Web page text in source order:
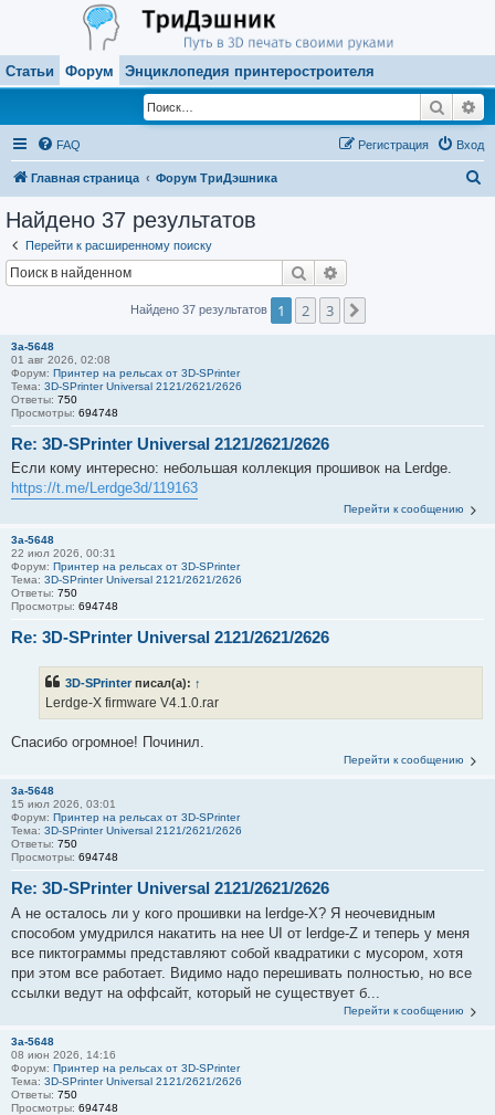
Статьи Форум Энциклопедия принтеростроителя
Поиск
FAQ Вход
Регистрация
Главная страница Форум ТриДэшника
Найдено 37 результатов
Перейти к расширенному поиску
Поиск
Найдено 37 результатов 1 2 3
3a-5648
01 авг 2026, 02:08
Форум: Принтер на рельсах от 3D-SPrinter
Тема: 3D-SPrinter Universal 2121/2621/2626
Ответы: 750
Просмотры: 694748
Re: 3D-SPrinter Universal 2121/2621/2626
Если кому интересно: небольшая коллекция прошивок на Lerdge.
https://t.me/Lerdge3d/119163
Перейти к сообщению
3a-5648
22 июл 2026, 00:31
Форум: Принтер на рельсах от 3D-SPrinter
Тема: 3D-SPrinter Universal 2121/2621/2626
Ответы: 750
Просмотры: 694748
Re: 3D-SPrinter Universal 2121/2621/2626
3D-SPrinter писал(а): ↑
Lerdge-X firmware V4.1.0.rar
Спасибо огромное! Починил.
Перейти к сообщению
3a-5648
15 июл 2026, 03:01
Форум: Принтер на рельсах от 3D-SPrinter
Тема: 3D-SPrinter Universal 2121/2621/2626
Ответы: 750
Просмотры: 694748
Re: 3D-SPrinter Universal 2121/2621/2626
А не осталось ли у кого прошивки на lerdge-X? Я неочевидным
способом умудрился накатить на нее UI от lerdge-Z и теперь у меня
все пиктограммы представляют собой квадратики с мусором, хотя
при этом все работает. Видимо надо перешивать полностью, но все
ссылки ведут на оффсайт, который не существует б...
Перейти к сообщению
3a-5648
08 июн 2026, 14:16
Форум: Принтер на рельсах от 3D-SPrinter
Тема: 3D-SPrinter Universal 2121/2621/2626
Ответы: 750
Просмотры: 694748